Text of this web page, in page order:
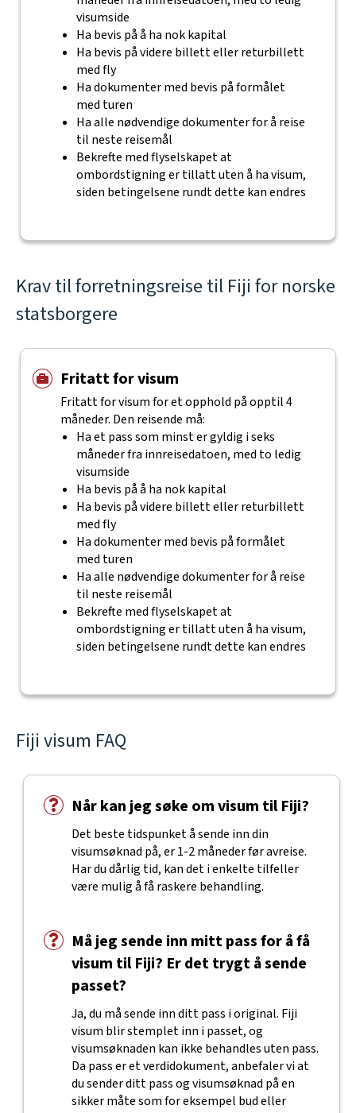
visumside
Ha bevis på å ha nok kapital
Ha bevis på videre billett eller returbillett
med fly
Ha dokumenter med bevis på formålet
med turen
Ha alle nødvendige dokumenter for å reise
til neste reisemål
Bekrefte med flyselskapet at
ombordstigning er tillatt uten å ha visum,
siden betingelsene rundt dette kan endres
Krav til forretningsreise til Fiji for norske
statsborgere
Fritatt for visum
Fritatt for visum for et opphold på opptil 4
måneder. Den reisende må:
Ha et pass som minst er gyldig i seks
måneder fra innreisedatoen, med to ledig
visumside
Ha bevis på å ha nok kapital
Ha bevis på videre billett eller returbillett
med fly
Ha dokumenter med bevis på formålet
med turen
Ha alle nødvendige dokumenter for å reise
til neste reisemål
Bekrefte med flyselskapet at
ombordstigning er tillatt uten å ha visum,
siden betingelsene rundt dette kan endres
Fiji visum FAQ
Når kan jeg søke om visum til Fiji?
Det beste tidspunket å sende inn din
visumsøknad på, er 1-2 måneder før avreise.
Har du dårlig tid, kan det i enkelte tilfeller
være mulig å få raskere behandling.
Må jeg sende inn mitt pass for å få
visum til Fiji? Er det trygt å sende
passet?
Ja, du må sende inn ditt pass i original. Fiji
visum blir stemplet inn i passet, og
visumsøknaden kan ikke behandles uten pass.
Da pass er et verdidokument, anbefaler vi at
du sender ditt pass og visumsøknad på en
sikker måte som for eksempel bud eller